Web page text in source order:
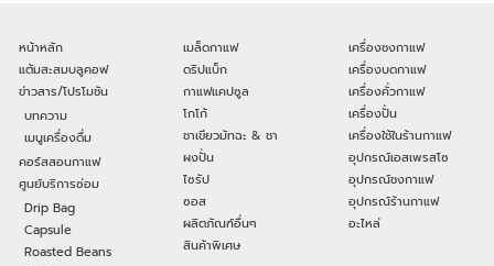
หน้าหลัก
แต้มสะสมบลูคอฟ
ข่าวสาร/โปรโมชัน
บทความ
เมนูเครื่องดื่ม
คอร์สสอนกาแฟ
ศูนย์บริการซ่อม
Drip Bag
Capsule
Roasted Beans
เมล็ดกาแฟ
ดริปแบ็ก
กาแฟแคปซูล
โกโก้
ชาเขียวมัทฉะ & ชา
ผงปั่น
ไซรัป
ซอส
ผลิตภัณฑ์อื่นๆ
สินค้าพิเศษ
เครื่องชงกาแฟ
เครื่องบดกาแฟ
เครื่องคั่วกาแฟ
เครื่องปั่น
เครื่องใช้ในร้านกาแฟ
อุปกรณ์เอสเพรสโซ
อุปกรณ์ชงกาแฟ
อุปกรณ์ร้านกาแฟ
อะไหล่